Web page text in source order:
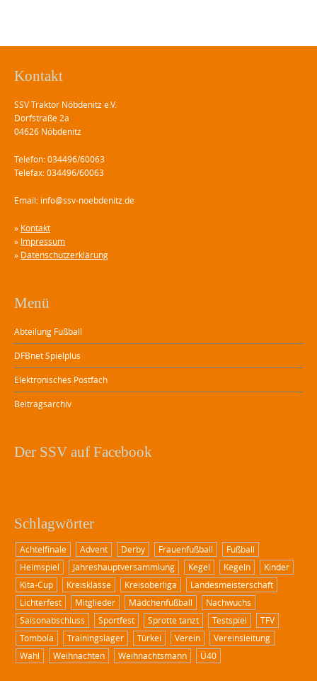
Kontakt
SSV Traktor Nöbdenitz e.V.
Dorfstraße 2a
04626 Nöbdenitz
Telefon: 034496/60063
Telefax: 034496/60063
Email: info@ssv-noebdenitz.de
» Kontakt
» Impressum
» Datenschutzerklärung
Menü
Abteilung Fußball
DFBnet Spielplus
Elektronisches Postfach
Beitragsarchiv
Der SSV auf Facebook
Schlagwörter
Achtelfinale Advent Derby Frauenfußball
Fußball
Heimspiel
Jahreshauptversammlung Kegel Kegeln
Kinder
Kita-Cup
Kreisklasse Kreisoberliga
Landesmeisterschaft
Lichterfest
Mitglieder Mädchenfußball
Nachwuchs
Saisonabschluss
Sportfest Sprotte tanzt Testspiel
TFV
Tombola
Trainingslager Türkei Verein
Vereinsleitung
Wahl
Weihnachten Weihnachtsmann Ü40